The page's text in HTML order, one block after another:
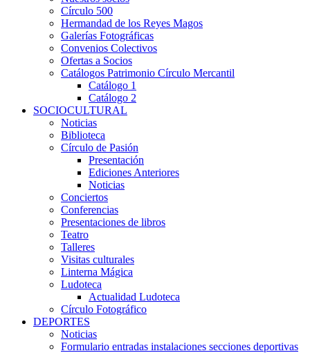
Círculo 500
Hermandad de los Reyes Magos
Galerías Fotográficas
Convenios Colectivos
Ofertas a Socios
Catálogos Patrimonio Círculo Mercantil
Catálogo 1
Catálogo 2
SOCIOCULTURAL
Noticias
Biblioteca
Círculo de Pasión
Presentación
Ediciones Anteriores
Noticias
Conciertos
Conferencias
Presentaciones de libros
Teatro
Talleres
Visitas culturales
Linterna Mágica
Ludoteca
Actualidad Ludoteca
Círculo Fotográfico
DEPORTES
Noticias
Formulario entradas instalaciones secciones deportivas